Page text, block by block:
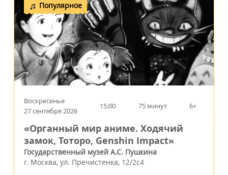
Популярное
Воскресенье
27 сентября 2026
15:00 75 минут 6+
«Органный мир аниме. Ходячий
замок, Тоторо, Genshin Impact»
Государственный музей А.С. Пушкина
г. Москва, ул. Пречистенка, 12/2c4